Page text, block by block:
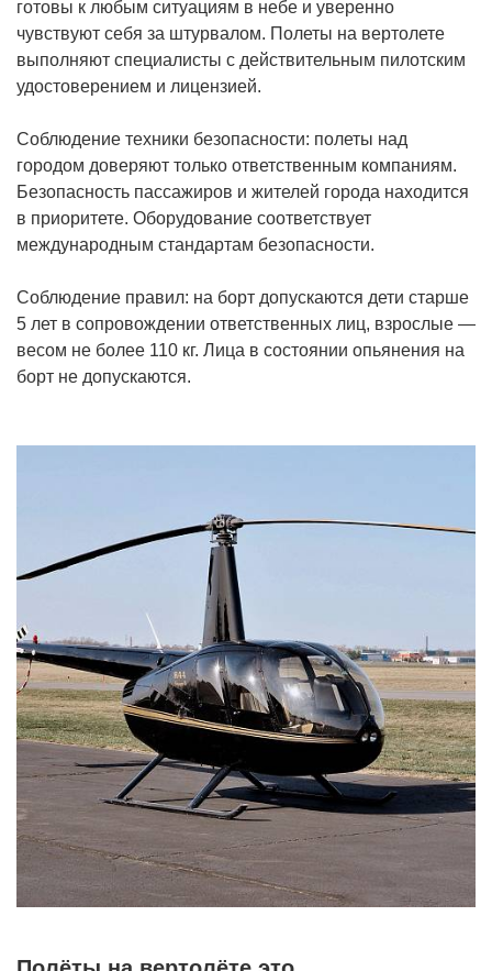
готовы к любым ситуациям в небе и уверенно
чувствуют себя за штурвалом. Полеты на вертолете
выполняют специалисты с действительным пилотским
удостоверением и лицензией.
Соблюдение техники безопасности: полеты над
городом доверяют только ответственным компаниям.
Безопасность пассажиров и жителей города находится
в приоритете. Оборудование соответствует
международным стандартам безопасности.
Соблюдение правил: на борт допускаются дети старше
5 лет в сопровождении ответственных лиц, взрослые —
весом не более 110 кг. Лица в состоянии опьянения на
борт не допускаются.